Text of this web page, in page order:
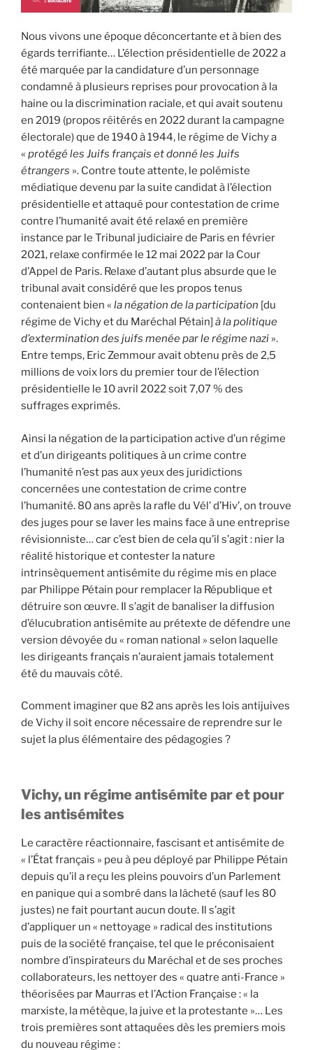
Nous vivons une époque déconcertante et à bien des
égards terrifiante… L’élection présidentielle de 2022 a
été marquée par la candidature d’un personnage
condamné à plusieurs reprises pour provocation à la
haine ou la discrimination raciale, et qui avait soutenu
en 2019 (propos réitérés en 2022 durant la campagne
électorale) que de 1940 à 1944, le régime de Vichy a
« protégé les Juifs français et donné les Juifs
étrangers ». Contre toute attente, le polémiste
médiatique devenu par la suite candidat à l’élection
présidentielle et attaqué pour contestation de crime
contre l’humanité avait été relaxé en première
instance par le Tribunal judiciaire de Paris en février
2021, relaxe confirmée le 12 mai 2022 par la Cour
d’Appel de Paris. Relaxe d’autant plus absurde que le
tribunal avait considéré que les propos tenus
contenaient bien « la négation de la participation [du
régime de Vichy et du Maréchal Pétain] à la politique
d’extermination des juifs menée par le régime nazi ».
Entre temps, Eric Zemmour avait obtenu près de 2,5
millions de voix lors du premier tour de l’élection
présidentielle le 10 avril 2022 soit 7,07 % des
suffrages exprimés.
Ainsi la négation de la participation active d’un régime
et d’un dirigeants politiques à un crime contre
l’humanité n’est pas aux yeux des juridictions
concernées une contestation de crime contre
l’humanité. 80 ans après la rafle du Vél’ d’Hiv’, on trouve
des juges pour se laver les mains face à une entreprise
révisionniste… car c’est bien de cela qu’il s’agit : nier la
réalité historique et contester la nature
intrinsèquement antisémite du régime mis en place
par Philippe Pétain pour remplacer la République et
détruire son œuvre. Il s’agit de banaliser la diffusion
d’élucubration antisémite au prétexte de défendre une
version dévoyée du « roman national » selon laquelle
les dirigeants français n’auraient jamais totalement
été du mauvais côté.
Comment imaginer que 82 ans après les lois antijuives
de Vichy il soit encore nécessaire de reprendre sur le
sujet la plus élémentaire des pédagogies ?
Vichy, un régime antisémite par et pour
les antisémites
Le caractère réactionnaire, fascisant et antisémite de
« l’État français » peu à peu déployé par Philippe Pétain
depuis qu’il a reçu les pleins pouvoirs d’un Parlement
en panique qui a sombré dans la lâcheté (sauf les 80
justes) ne fait pourtant aucun doute. Il s’agit
d’appliquer un « nettoyage » radical des institutions
puis de la société française, tel que le préconisaient
nombre d’inspirateurs du Maréchal et de ses proches
collaborateurs, les nettoyer des « quatre anti-France »
théorisées par Maurras et l’Action Française : « la
marxiste, la métèque, la juive et la protestante »… Les
trois premières sont attaquées dès les premiers mois
du nouveau régime :